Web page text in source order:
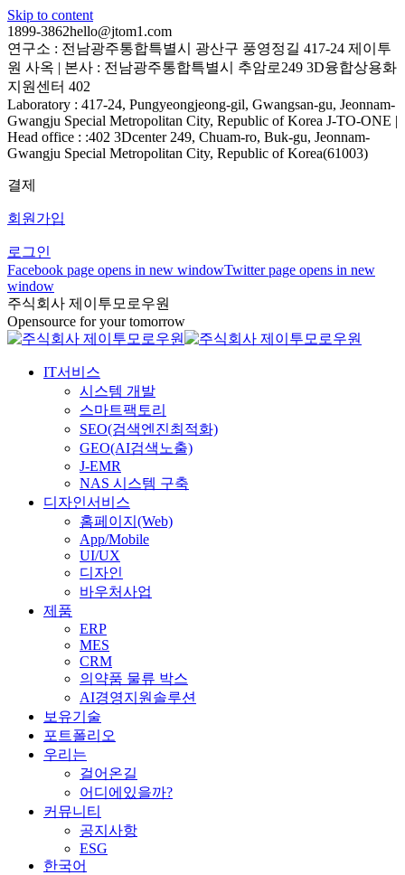
Skip to content
1899-3862hello@jtom1.com
연구소 : 전남광주통합특별시 광산구 풍영정길 417-24 제이투
원 사옥 | 본사 : 전남광주통합특별시 추암로249 3D융합상용화
지원센터 402
Laboratory : 417-24, Pungyeongjeong-gil, Gwangsan-gu, Jeonnam-
Gwangju Special Metropolitan City, Republic of Korea J-TO-ONE |
Head office : :402 3Dcenter 249, Chuam-ro, Buk-gu, Jeonnam-
Gwangju Special Metropolitan City, Republic of Korea(61003)
결제
회원가입
로그인
Facebook page opens in new windowTwitter page opens in new
window
주식회사 제이투모로우원
Opensource for your tomorrow
IT서비스
시스템 개발
스마트팩토리
SEO(검색엔진최적화)
GEO(AI검색노출)
J-EMR
NAS 시스템 구축
디자인서비스
홈페이지(Web)
App/Mobile
UI/UX
디자인
바우처사업
제품
ERP
MES
CRM
의약품 물류 박스
AI경영지원솔루션
보유기술
포트폴리오
우리는
걸어온길
어디에있을까?
커뮤니티
공지사항
ESG
한국어